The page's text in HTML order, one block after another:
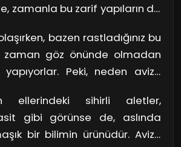
avizenizin sağlığı için
zamanla bu zarif yapıların da
bu noktada Defterdar
tamir uzmanları devreye
bazen rastladığınız bu
zaman göz önünde olmadan
Peki, neden avize
parçadan oluşur ve her parça
getirir. Her bir bileşen, bir
gibi; uyum içinde
ellerindeki sihirli aletler,
gibi görünse de, aslında
bir bilimin ürünüdür. Avize